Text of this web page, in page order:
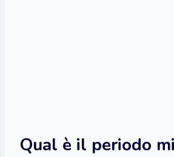
Qual è il periodo